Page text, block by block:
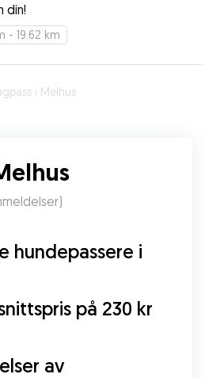
din!
- 19.62 km
i Melhus
)
hundepassere i
på 230 kr
av